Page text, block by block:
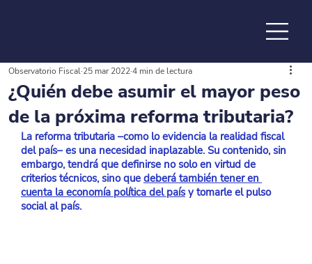
de la
¿Quién debe asumir el mayor peso
de la próxima reforma tributaria?
Observatorio Fiscal 25 mar 20224 min de lectura
La reforma tributaria –como lo evidencia la realidad fiscal
del país– es una necesidad inaplazable. Su contenido, sin
embargo, tendrá que definirse no solo en virtud de
criterios técnicos, sino que deberá también tener en
cuenta la economía política del país y tomarle el pulso
social al país.